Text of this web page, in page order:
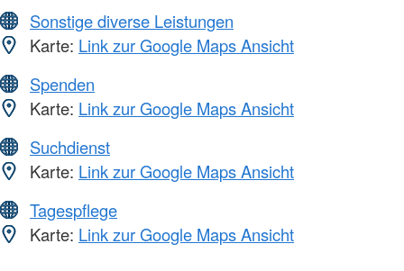
Sonstige diverse Leistungen
Karte: Link zur Google Maps Ansicht
Spenden
Karte: Link zur Google Maps Ansicht
Suchdienst
Karte: Link zur Google Maps Ansicht
Tagespflege
Karte: Link zur Google Maps Ansicht